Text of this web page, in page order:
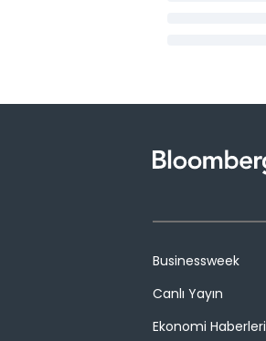
Businessweek
Canlı Yayın
Ekonomi Haberleri